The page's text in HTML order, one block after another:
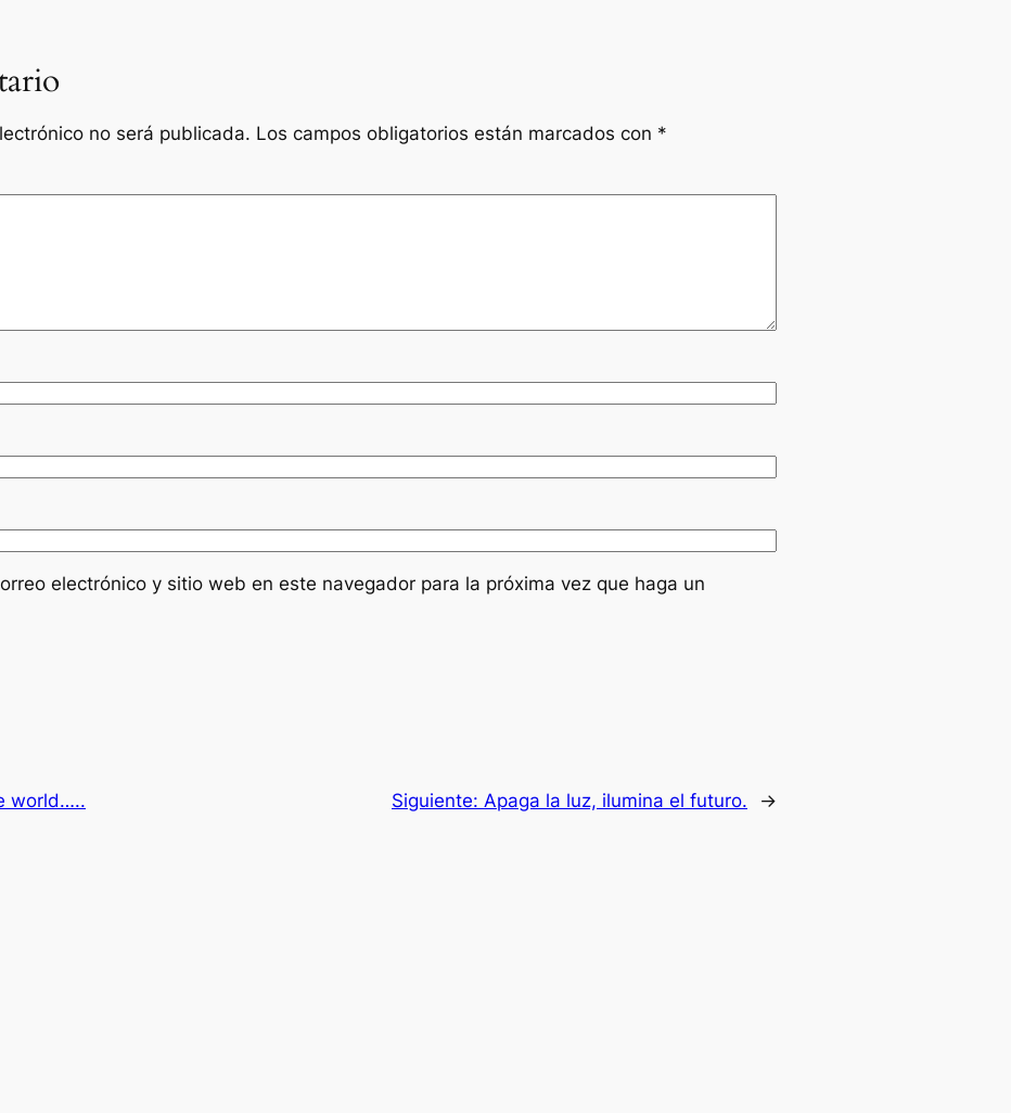
no será publicada. Los campos obligatorios están marcados con *
electrónico y sitio web en este navegador para la próxima vez que haga un
world….. Siguiente: Apaga la luz, ilumina el futuro. →